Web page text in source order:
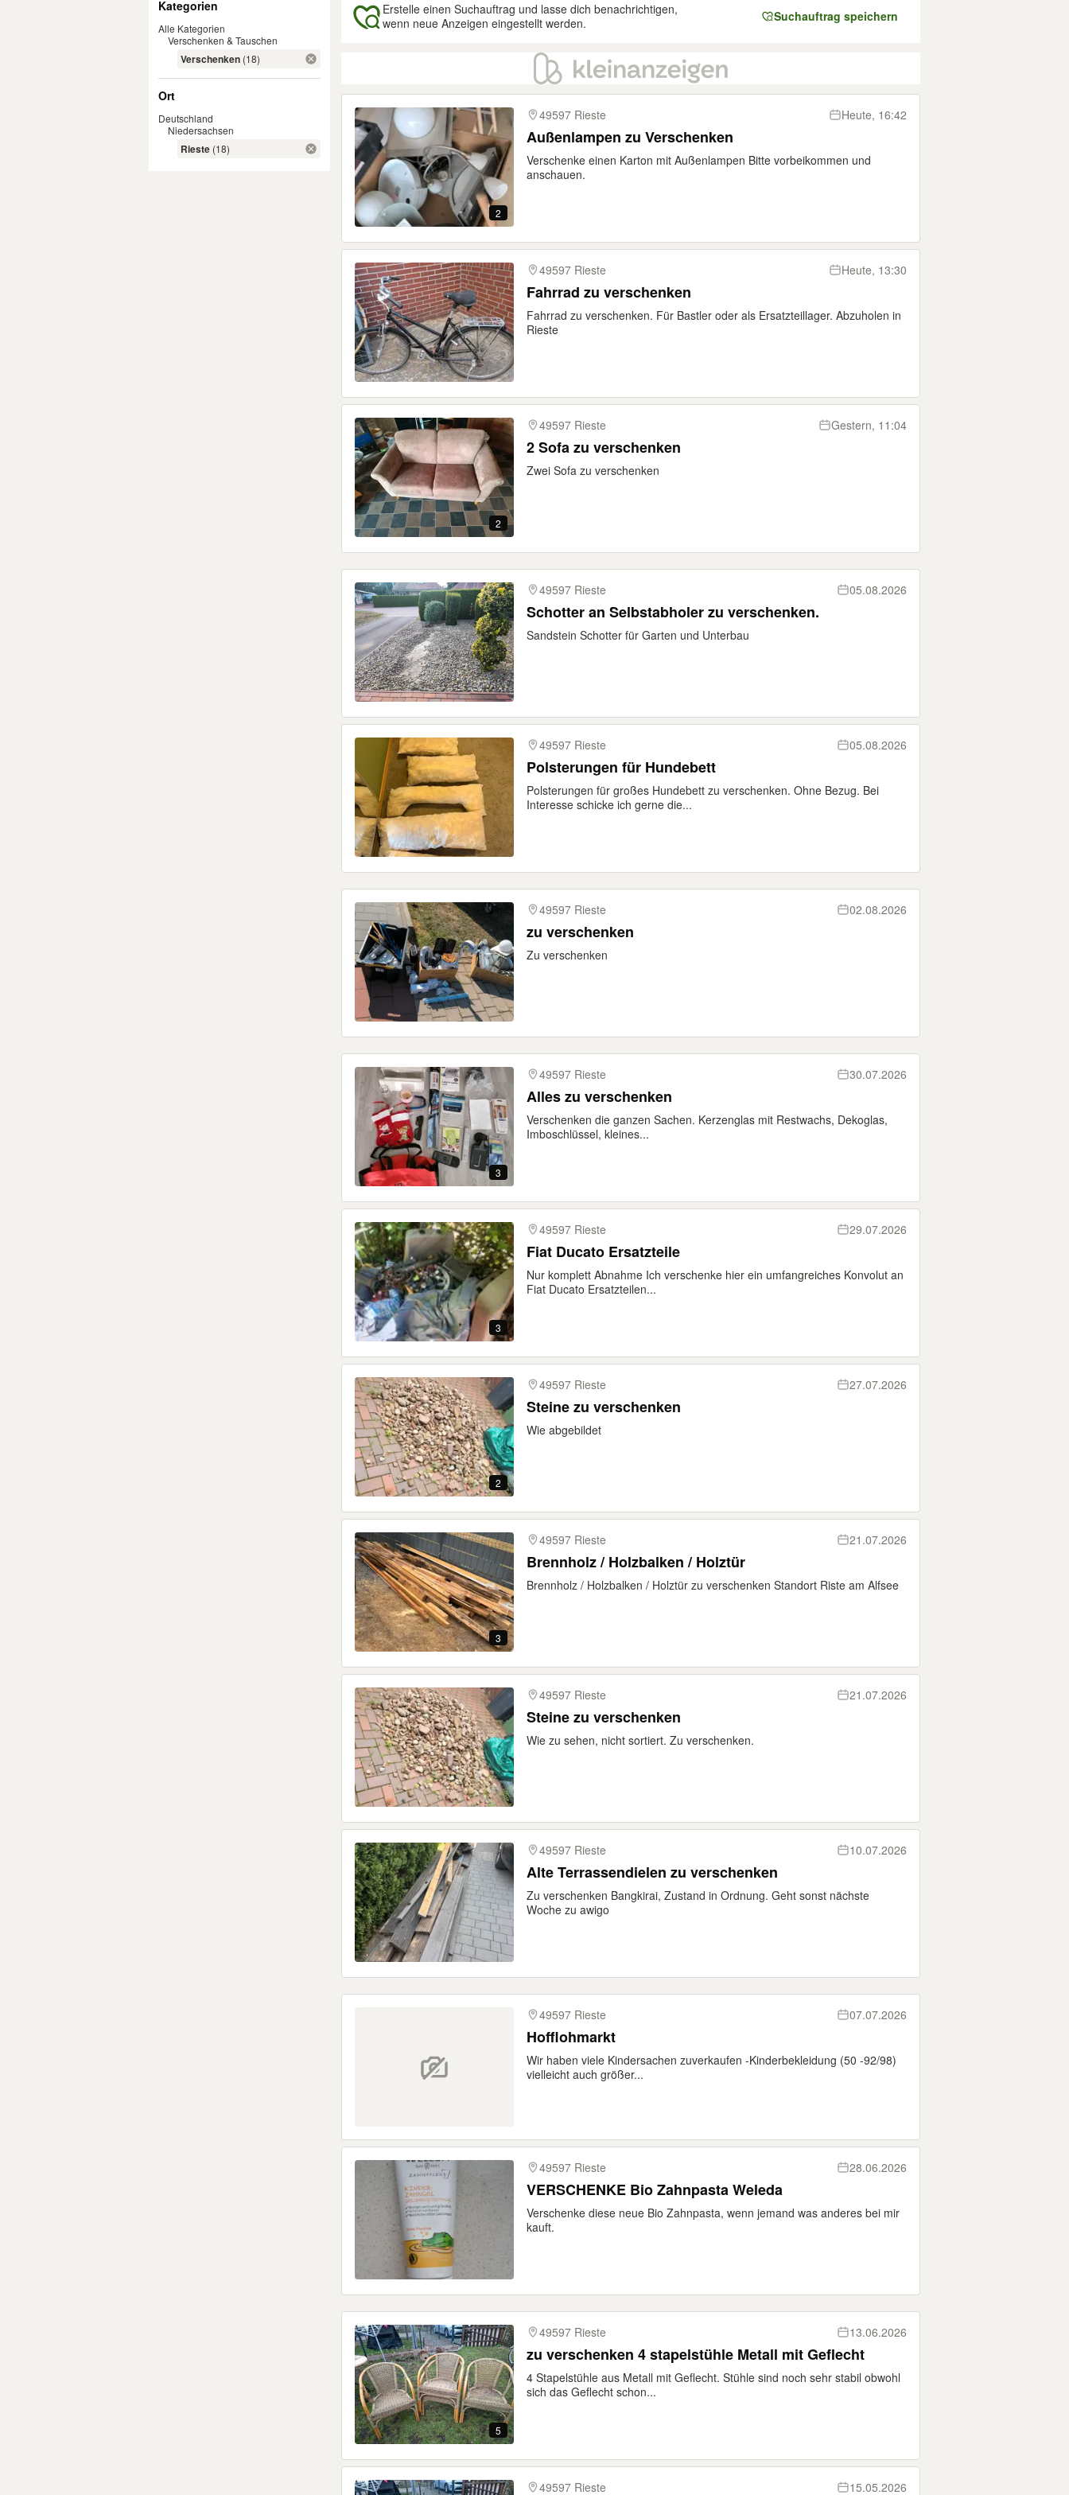
Kategorien
Alle Kategorien
Verschenken & Tauschen
Verschenken (18)
Ort
Deutschland
Niedersachsen
Rieste (18)
Erstelle einen Suchauftrag und lasse dich benachrichtigen,
wenn neue Anzeigen eingestellt werden.
Suchauftrag speichern
Ergebnisse
2
49597 Rieste Heute, 16:42
Außenlampen zu Verschenken
Verschenke einen Karton mit Außenlampen Bitte vorbeikommen und
anschauen.
49597 Rieste Heute, 13:30
Fahrrad zu verschenken
Fahrrad zu verschenken. Für Bastler oder als Ersatzteillager. Abzuholen in
Rieste
2
49597 Rieste Gestern, 11:04
2 Sofa zu verschenken
Zwei Sofa zu verschenken
49597 Rieste 05.08.2026
Schotter an Selbstabholer zu verschenken.
Sandstein Schotter für Garten und Unterbau
49597 Rieste 05.08.2026
Polsterungen für Hundebett
Polsterungen für großes Hundebett zu verschenken. Ohne Bezug. Bei
Interesse schicke ich gerne die...
49597 Rieste 02.08.2026
zu verschenken
Zu verschenken
3
49597 Rieste 30.07.2026
Alles zu verschenken
Verschenken die ganzen Sachen. Kerzenglas mit Restwachs, Dekoglas,
Imboschlüssel, kleines...
3
49597 Rieste 29.07.2026
Fiat Ducato Ersatzteile
Nur komplett Abnahme Ich verschenke hier ein umfangreiches Konvolut an
Fiat Ducato Ersatzteilen...
2
49597 Rieste 27.07.2026
Steine zu verschenken
Wie abgebildet
3
49597 Rieste 21.07.2026
Brennholz / Holzbalken / Holztür
Brennholz / Holzbalken / Holztür zu verschenken Standort Riste am Alfsee
49597 Rieste 21.07.2026
Steine zu verschenken
Wie zu sehen, nicht sortiert. Zu verschenken.
49597 Rieste 10.07.2026
Alte Terrassendielen zu verschenken
Zu verschenken Bangkirai, Zustand in Ordnung. Geht sonst nächste
Woche zu awigo
49597 Rieste 07.07.2026
Hofflohmarkt
Wir haben viele Kindersachen zuverkaufen -Kinderbekleidung (50 -92/98)
vielleicht auch größer...
49597 Rieste 28.06.2026
VERSCHENKE Bio Zahnpasta Weleda
Verschenke diese neue Bio Zahnpasta, wenn jemand was anderes bei mir
kauft.
5
49597 Rieste 13.06.2026
zu verschenken 4 stapelstühle Metall mit Geflecht
4 Stapelstühle aus Metall mit Geflecht. Stühle sind noch sehr stabil obwohl
sich das Geflecht schon...
49597 Rieste 15.05.2026